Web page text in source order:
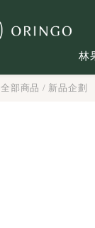
林
全部商品 / 新品企劃